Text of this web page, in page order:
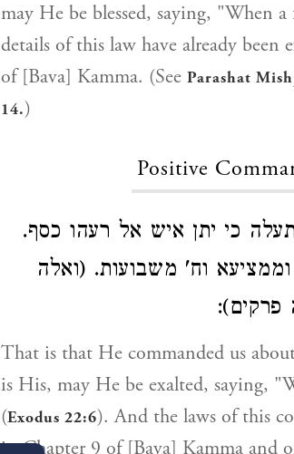
may He be blessed, saying, "When
details of this law have already
of [Bava] Kamma. (See Parashat
14.)
Positive
כי יתן איש אל רעהו כסף.
וח' משבועות. (ואלה
That is that He commanded us
is His, may He be exalted, saying,
(Exodus 22:6). And the laws of this
in Chapter 9 of [Bava] Kamma and